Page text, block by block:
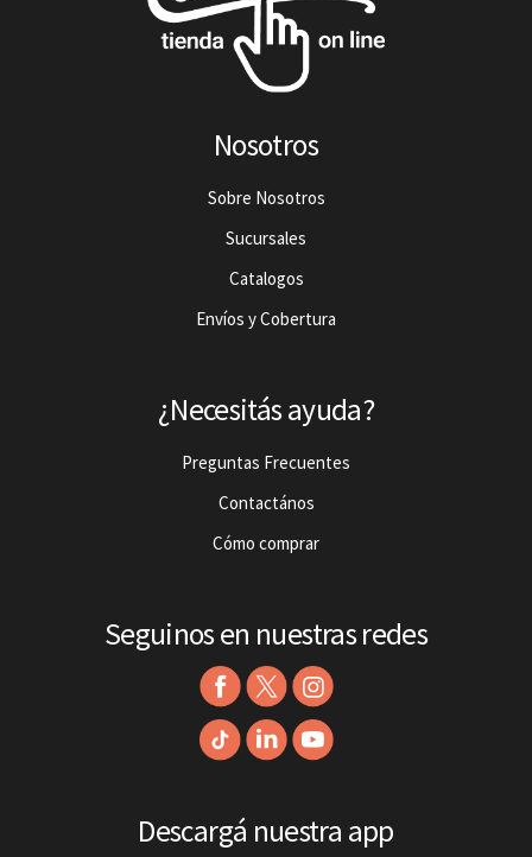
Nosotros
Sobre Nosotros
Sucursales
Catalogos
Envíos y Cobertura
¿Necesitás ayuda?
Preguntas Frecuentes
Contactános
Cómo comprar
Seguinos en nuestras redes
Descargá nuestra app